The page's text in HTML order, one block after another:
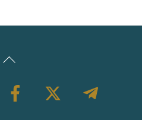
Back
Top